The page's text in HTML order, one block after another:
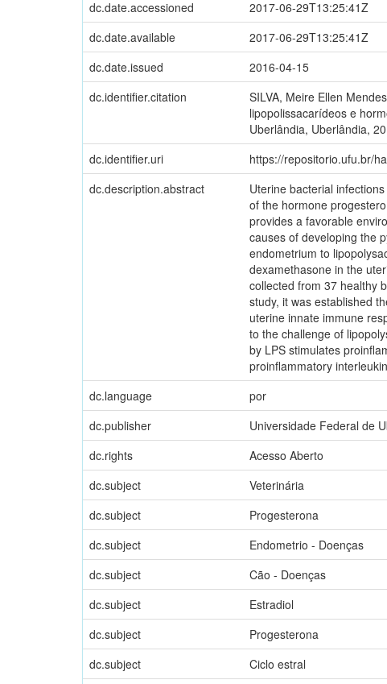
dc.date.accessioned
2017-06-29T13:25:41Z
dc.date.available
2017-06-29T13:25:41Z
dc.date.issued
2016-04-15
dc.identifier.citation
SILVA, Meire Ellen
lipopolissacarídeos e
Uberlândia, Uberlândia,
dc.identifier.uri https://repositorio.ufu.br/
dc.description.abstract
Uterine bacterial
of the hormone
provides a favorable
causes of developing the
endometrium to
dexamethasone in the
collected from 37 healthy
study, it was established
uterine innate immune
to the challenge of
by LPS stimulates
proinflammatory
dc.language por
dc.publisher
Universidade Federal de
dc.rights
Acesso Aberto
dc.subject
Veterinária
dc.subject
Progesterona
dc.subject
Endometrio - Doenças
dc.subject
Cão - Doenças
dc.subject
Estradiol
dc.subject
Progesterona
dc.subject
Ciclo estral